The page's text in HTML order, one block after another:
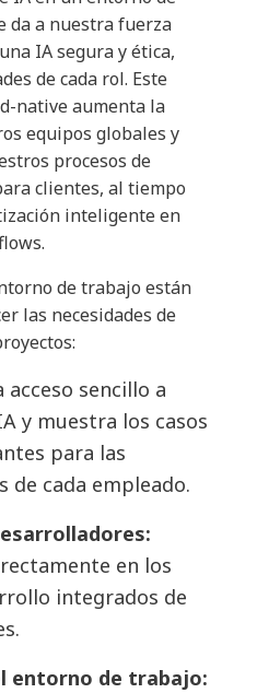
da a nuestra fuerza
IA segura y ética,
de cada rol. Este
native aumenta la
equipos globales y
procesos de
clientes, al tiempo
inteligente en
de trabajo están
las necesidades de
acceso sencillo a
y muestra los casos
para las
de cada empleado.
en los
integrados de
entorno de trabajo: